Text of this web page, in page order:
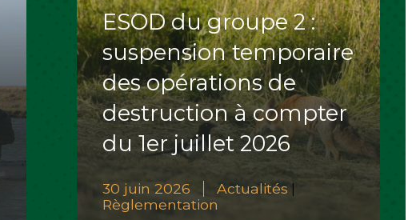
ESOD du groupe 2 :
suspension temporaire
des opérations de
destruction à compter
du 1er juillet 2026
30 juin 2026 Actualités
Règlementation